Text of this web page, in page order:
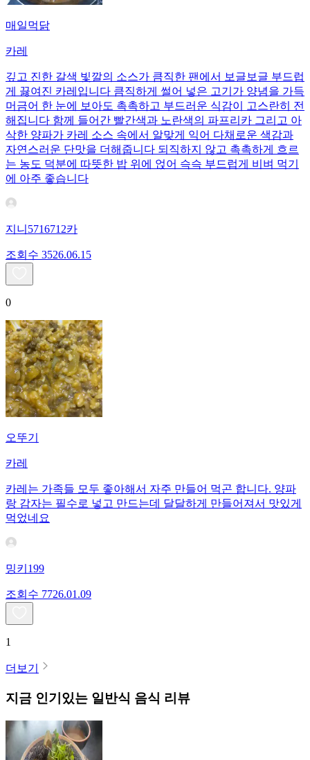
매일먹닭
카레
깊고 진한 갈색 빛깔의 소스가 큼직한 팬에서 보글보글 부드럽
게 끓여진 카레입니다 큼직하게 썰어 넣은 고기가 양념을 가득
머금어 한 눈에 보아도 촉촉하고 부드러운 식감이 고스란히 전
해집니다 함께 들어간 빨간색과 노란색의 파프리카 그리고 아
삭한 양파가 카레 소스 속에서 알맞게 익어 다채로운 색감과
자연스러운 단맛을 더해줍니다 되직하지 않고 촉촉하게 흐르
는 농도 덕분에 따뜻한 밥 위에 얹어 슥슥 부드럽게 비벼 먹기
에 아주 좋습니다
지니5716712카
조회수 3526.06.15
0
오뚜기
카레
카레는 가족들 모두 좋아해서 자주 만들어 먹곤 합니다. 양파
랑 감자는 필수로 넣고 만드는데 달달하게 만들어져서 맛있게
먹었네요
밍키199
조회수 7726.01.09
1
더보기
지금 인기있는 일반식 음식 리뷰